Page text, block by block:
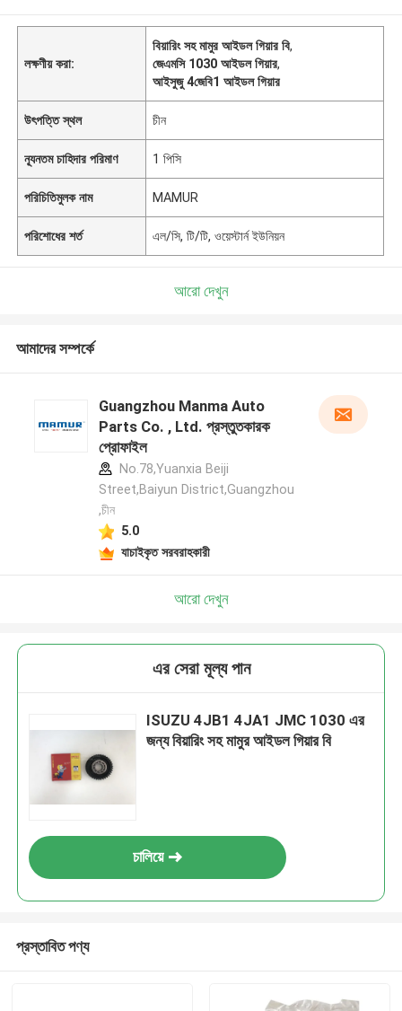
লক্ষণীয় করা:
বিয়ারিং সহ মামুর আইডল গিয়ার বি,
জেএমসি 1030 আইডল গিয়ার,
আইসুজু 4জেবি1 আইডল গিয়ার
উৎপত্তি স্থল চীন
ন্যূনতম চাহিদার পরিমাণ 1 পিসি
পরিচিতিমুলক নাম MAMUR
পরিশোধের শর্ত এল/সি, টি/টি, ওয়েস্টার্ন ইউনিয়ন
আরো দেখুন
আমাদের সম্পর্কে
Guangzhou Manma Auto
Parts Co. , Ltd. প্রস্তুতকারক
প্রোফাইল
No.78,Yuanxia Beiji
Street,Baiyun District,Guangzhou
,চীন
5.0
যাচাইকৃত সরবরাহকারী
আরো দেখুন
এর সেরা মূল্য পান
ISUZU 4JB1 4JA1 JMC 1030 এর
জন্য বিয়ারিং সহ মামুর আইডল গিয়ার বি
চালিয়ে
প্রস্তাবিত পণ্য